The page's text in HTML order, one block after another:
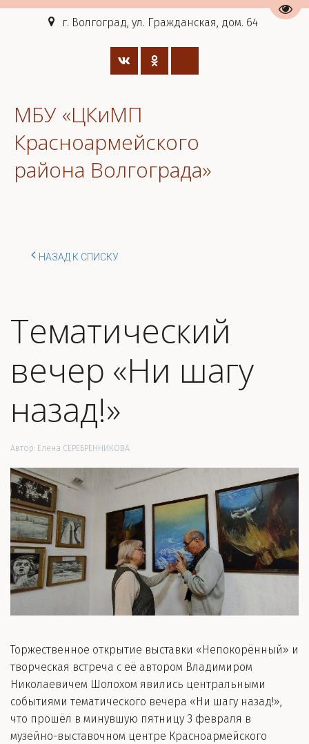
г. Волгоград, ул. Гражданская, дом. 64
МБУ «ЦКиМП
Красноармейского
района Волгограда»
НАЗАД К СПИСКУ
Тематический
вечер «Ни шагу
назад!»
Автор: Елена СЕРЕБРЕННИКОВА
Торжественное открытие выставки «Непокорённый» и
творческая встреча с её автором Владимиром
Николаевичем Шолохом явились центральными
событиями тематического вечера «Ни шагу назад!»,
что прошёл в минувшую пятницу 3 февраля в
музейно-выставочном центре Красноармейского